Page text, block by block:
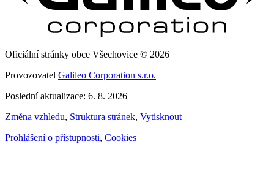
Oficiální stránky obce Všechovice © 2026
Provozovatel Galileo Corporation s.r.o.
Poslední aktualizace: 6. 8. 2026
Změna vzhledu, Struktura stránek, Vytisknout
Prohlášení o přístupnosti, Cookies